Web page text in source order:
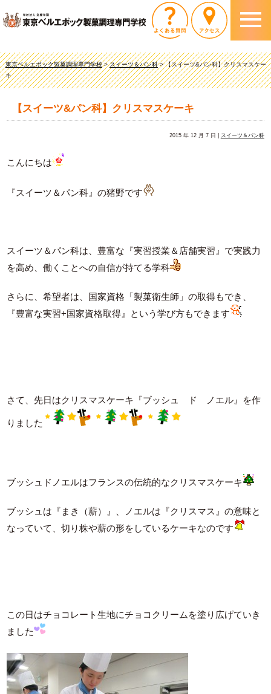
東京ベルエポック製菓調理専門学校>スイーツ＆パン科>【スイーツ&パン科】クリスマスケー
キ
【スイーツ&パン科】クリスマスケーキ
2015 年 12 月 7 日 | スイーツ＆パン科
こんにちは
『スイーツ＆パン科』の猪野です
スイーツ＆パン科は、豊富な『実習授業＆店舗実習』で実践力
を高め、働くことへの自信が持てる学科
さらに、希望者は、国家資格「製菓衛生師」の取得もでき、
『豊富な実習+国家資格取得』という学び方もできます
さて、先日はクリスマスケーキ『ブッシュ ド ノエル』を作
りました
ブッシュドノエルはフランスの伝統的なクリスマスケーキ
ブッシュは『まき（薪）』、ノエルは『クリスマス』の意味と
なっていて、切り株や薪の形をしているケーキなのです
この日はチョコレート生地にチョコクリームを塗り広げていき
ました